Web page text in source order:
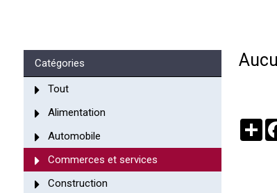
Catégories
Tout
Alimentation
Automobile
Commerces et services
Construction